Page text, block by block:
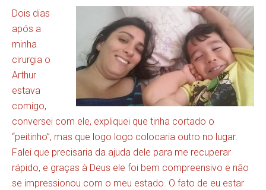
Dois dias
após a
minha
cirurgia o
Arthur
estava
comigo,
conversei com ele, expliquei que tinha cortado o
“peitinho”, mas que logo logo colocaria outro no lugar.
Falei que precisaria da ajuda dele para me recuperar
rápido, e graças à Deus ele foi bem compreensivo e não
se impressionou com o meu estado. O fato de eu estar